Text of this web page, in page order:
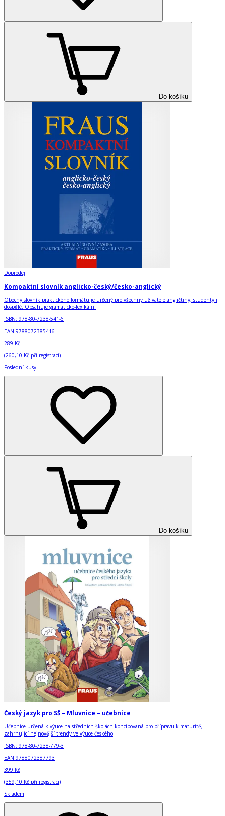
Do košíku
Doprodej
Kompaktní slovník anglicko-český/česko-anglický
Obecný slovník praktického formátu je určený pro všechny uživatele angličtiny, studenty i
dospělé. Obsahuje gramaticko-lexikální
ISBN: 978-80-7238-541-6
EAN:9788072385416
289 Kč
(260,10 Kč při registraci)
Poslední kusy
Do košíku
Český jazyk pro SŠ – Mluvnice – učebnice
Učebnice určená k výuce na středních školách koncipovaná pro přípravu k maturitě,
zahrnující nejnovější trendy ve výuce českého
ISBN: 978-80-7238-779-3
EAN:9788072387793
399 Kč
(359,10 Kč při registraci)
Skladem